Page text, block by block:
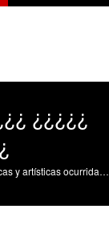
¿¿¿¿¿
Divulgación de las actividades científicas, tecnológicas y artísticas ocurridas en los tres campus de la UPV